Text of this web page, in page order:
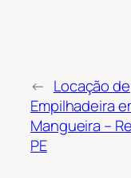
← Locação de
Empilhadeira
Mangueira –
PE